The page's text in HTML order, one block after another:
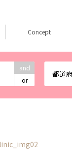
and
or
都道
Concept